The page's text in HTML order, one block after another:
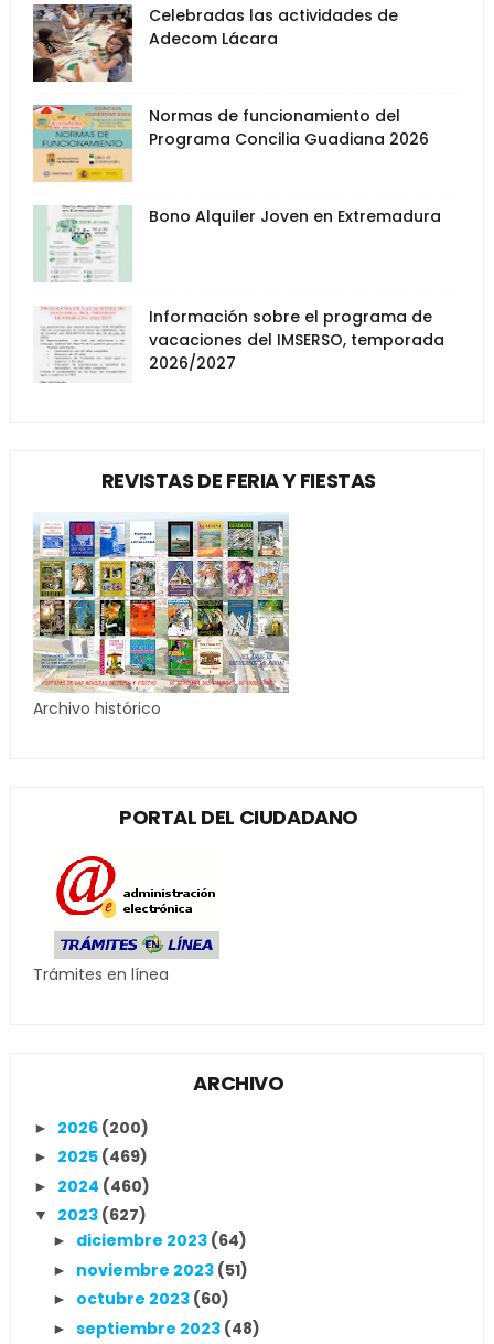
Celebradas las actividades de
Adecom Lácara
Normas de funcionamiento del
Programa Concilia Guadiana 2026
Bono Alquiler Joven en Extremadura
Información sobre el programa de
vacaciones del IMSERSO, temporada
2026/2027
REVISTAS DE FERIA Y FIESTAS
Archivo histórico
PORTAL DEL CIUDADANO
Trámites en línea
ARCHIVO
► 2026 (200)
► 2025 (469)
► 2024 (460)
▼ 2023 (627)
► diciembre 2023 (64)
► noviembre 2023 (51)
► octubre 2023 (60)
► septiembre 2023 (48)